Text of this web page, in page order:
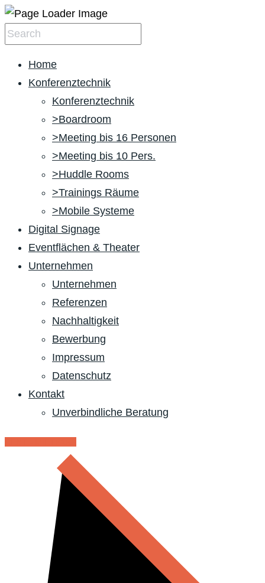
Home
Konferenztechnik
Konferenztechnik
>Boardroom
>Meeting bis 16 Personen
>Meeting bis 10 Pers.
>Huddle Rooms
>Trainings Räume
>Mobile Systeme
Digital Signage
Eventflächen & Theater
Unternehmen
Unternehmen
Referenzen
Nachhaltigkeit
Bewerbung
Impressum
Datenschutz
Kontakt
Unverbindliche Beratung